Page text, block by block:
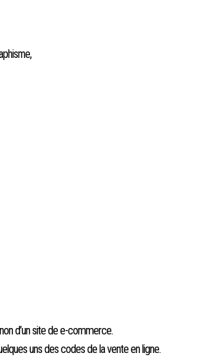
,
d’un site de e-commerce.
uns des codes de la vente en ligne.